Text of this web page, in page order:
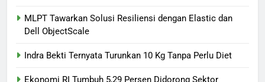
MLPT Tawarkan Solusi Resiliensi dengan Elastic dan
Dell ObjectScale
Indra Bekti Ternyata Turunkan 10 Kg Tanpa Perlu Diet
Ekonomi RI Tumbuh 5,29 Persen Didorong Sektor